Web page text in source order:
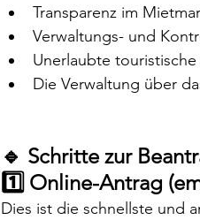
Transparenz im
Verwaltungs- und
Unerlaubte
Die Verwaltung über
🔹 Schritte zur
1️⃣ Online-Antrag
Dies ist die schnellste und